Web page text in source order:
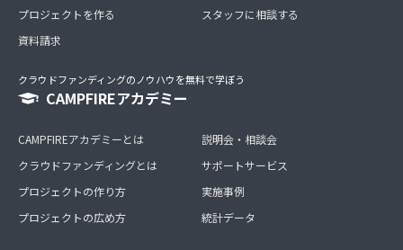
プロジェクトを作る
資料請求
スタッフに相談する
クラウドファンディングのノウハウを無料で学ぼう
CAMPFIREアカデミー
CAMPFIREアカデミーとは
クラウドファンディングとは
プロジェクトの作り方
プロジェクトの広め方
説明会・相談会
サポートサービス
実施事例
統計データ